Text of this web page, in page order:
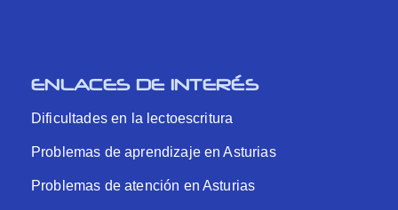
ENLACES DE INTERÉS
Dificultades en la lectoescritura
Problemas de aprendizaje en Asturias
Problemas de atención en Asturias